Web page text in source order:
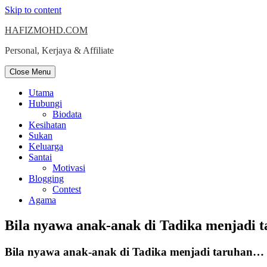
Skip to content
HAFIZMOHD.COM
Personal, Kerjaya & Affiliate
Close Menu
Utama
Hubungi
Biodata
Kesihatan
Sukan
Keluarga
Santai
Motivasi
Blogging
Contest
Agama
Bila nyawa anak-anak di Tadika menjadi
Bila nyawa anak-anak di Tadika menjadi taruhan…